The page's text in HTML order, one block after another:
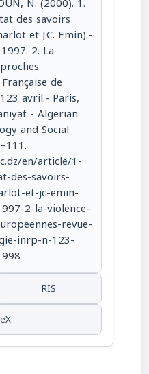
des savoirs
et J.C. Emin).-
2. La
de
avril.- Paris,
- Algerian
and Social
en/article/1-
des-savoirs-
et-jc-emin-
2-la-violence-
revue-
inrp-n-123-
RIS